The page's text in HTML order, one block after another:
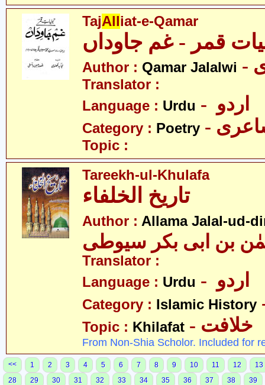
TajAlliat-e-Qamar
قمر - غم جاوداں
Author : Qamar Jalalwi
Translator :
Language : Urdu
Category : Poetry
Topic :
Tareekh-ul-Khulafa
تاریخ الخلفاء
Author : Allama Jalal-ud-
بن ابی بکر سیوطی
Translator :
Language : Urdu
Category : Islamic History
Topic : Khilafat
From Non-Shia Scholor. Included for
<< 1 2 3 4 5 6 7 8 9 10 11 12
13
28
29 30 31 32 33 34 35 36 37 38
39